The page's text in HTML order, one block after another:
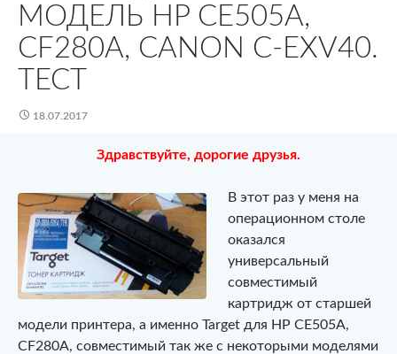
МОДЕЛЬ HP CE505A,
CF280A, CANON C-EXV40.
ТЕСТ
18.07.2017
Здравствуйте, дорогие друзья.
В этот раз у меня на
операционном столе
оказался
универсальный
совместимый
картридж от старшей
модели принтера, а именно Target для HP CE505A,
CF280A, совместимый так же с некоторыми моделями